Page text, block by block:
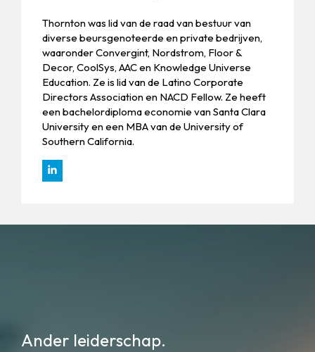
Thornton was lid van de raad van bestuur van
diverse beursgenoteerde en private bedrijven,
waaronder Convergint, Nordstrom, Floor &
Decor, CoolSys, AAC en Knowledge Universe
Education. Ze is lid van de Latino Corporate
Directors Association en NACD Fellow. Ze heeft
een bachelordiploma economie van Santa Clara
University en een MBA van de University of
Southern California.
Ander leiderschap.